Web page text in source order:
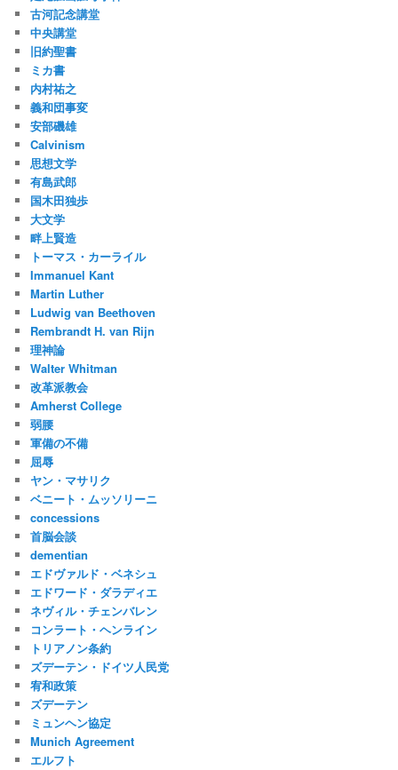
古河記念講堂
中央講堂
旧約聖書
ミカ書
内村祐之
義和団事変
安部磯雄
Calvinism
思想文学
有島武郎
国木田独歩
大文学
畔上賢造
トーマス・カーライル
Immanuel Kant
Martin Luther
Ludwig van Beethoven
Rembrandt H. van Rijn
理神論
Walter Whitman
改革派教会
Amherst College
弱腰
軍備の不備
屈辱
ヤン・マサリク
ベニート・ムッソリーニ
concessions
首脳会談
dementian
エドヴァルド・ベネシュ
エドワード・ダラディエ
ネヴィル・チェンバレン
コンラート・ヘンライン
トリアノン条約
ズデーテン・ドイツ人民党
宥和政策
ズデーテン
ミュンヘン協定
Munich Agreement
エルフト